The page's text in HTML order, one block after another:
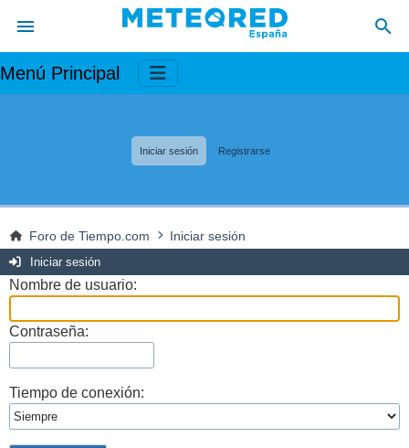
Menú Principal
Iniciar sesión Registrarse
Foro de Tiempo.com Iniciar sesión
Iniciar sesión
Nombre de usuario:
Contraseña:
Tiempo de conexión: